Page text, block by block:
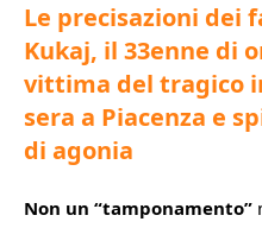
Le precisazioni dei
Kukaj, il 33enne di
vittima del tragico
sera a Piacenza e
di agonia
Non un “tamponamento”